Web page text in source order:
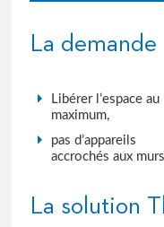
La demande
Libérer l’espace au
maximum,
pas d’appareils
accrochés aux murs
La solution